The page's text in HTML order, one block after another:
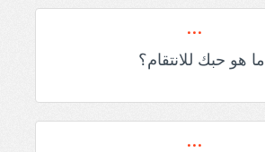
ما هو حبك للانتقام؟